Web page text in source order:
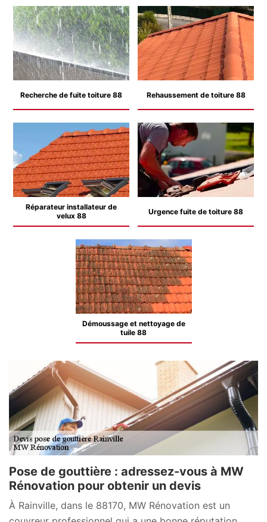
Recherche de fuite toiture 88 Rehaussement de toiture 88
Réparateur installateur de
velux 88
Urgence fuite de toiture 88
Démoussage et nettoyage de
tuile 88
Pose de gouttière : adressez-vous à MW
Rénovation pour obtenir un devis
À Rainville, dans le 88170, MW Rénovation est un